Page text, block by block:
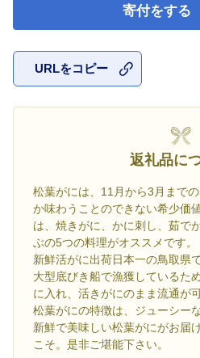
寄付をする
URLをコピー
返礼品に
松葉がには、11月から3月まで
か味わうことのできない希少価
は、焼きがに、かに刺し、茹で
ぶの5つの料理がオススメです。
新鮮活がに出荷日本一の鳥取県
大型底びき船で漁獲しているた
に入れ、活きがにのまま流通が
松葉がにの特徴は、ジューシー
新鮮で美味しい松葉がにがお届
こそ。是非ご堪能下さい。